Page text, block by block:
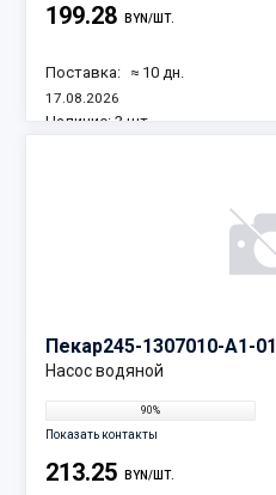
199.28 BYN/ШТ.
Поставка: ≈ 10 дн.
17.08.2026
Наличие: 3 шт.
Пекар245-1307010-А1-01
Насос водяной
90%
Показать контакты
213.25 BYN/ШТ.